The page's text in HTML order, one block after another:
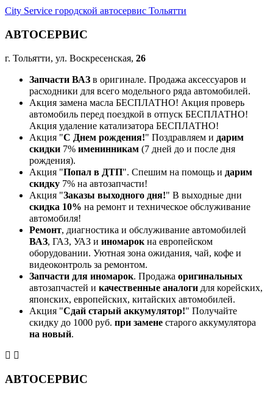
City Service городской автосервис Тольятти
АВТОСЕРВИС
г. Тольятти, ул. Воскресенская, 26
Запчасти ВАЗ в оригинале. Продажа аксессуаров и
расходники для всего модельного ряда автомобилей.
Акция замена масла БЕСПЛАТНО! Акция проверь
автомобиль перед поездкой в отпуск БЕСПЛАТНО!
Акция удаление катализатора БЕСПЛАТНО!
Акция "С Днем рождения!" Поздравляем и дарим
скидки 7% именинникам (7 дней до и после дня
рождения).
Акция "Попал в ДТП". Спешим на помощь и дарим
скидку 7% на автозапчасти!
Акция "Заказы выходного дня!" В выходные дни
скидка 10% на ремонт и техническое обслуживание
автомобиля!
Ремонт, диагностика и обслуживание автомобилей
ВАЗ, ГАЗ, УАЗ и иномарокна европейском
оборудовании. Уютная зона ожидания, чай, кофе и
видеоконтроль за ремонтом.
Запчасти для иномарок. Продажа оригинальных
автозапчастей и качественные аналоги для корейских,
японских, европейских, китайских автомобилей.
Акция "Сдай старый аккумулятор!" Получайте
скидку до 1000 руб. при замене старого аккумулятора
на новый.
АВТОСЕРВИС